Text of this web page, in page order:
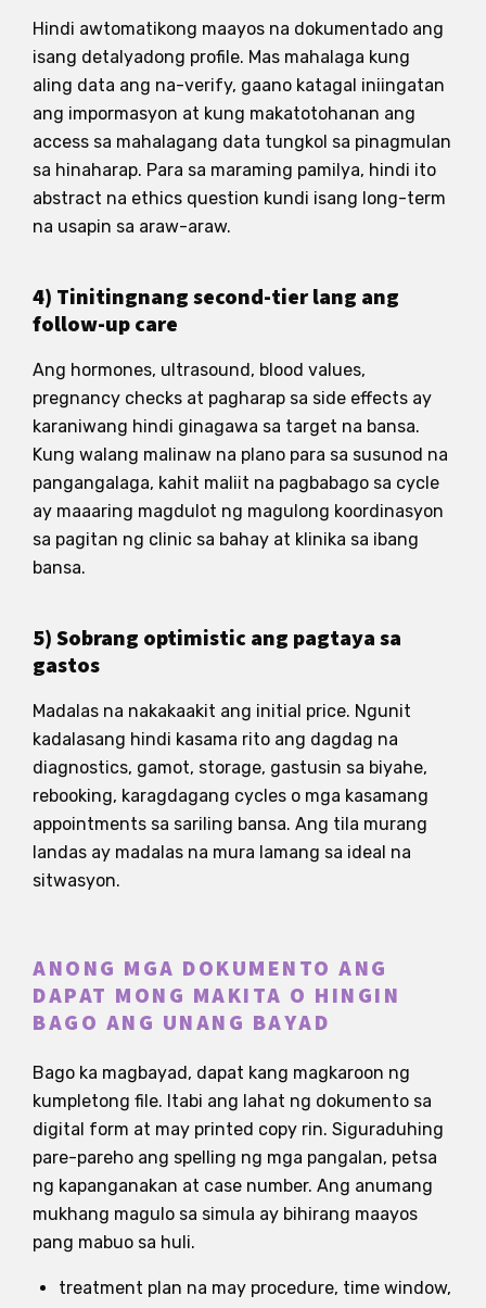
Hindi awtomatikong maayos na dokumentado ang
isang detalyadong profile. Mas mahalaga kung
aling data ang na-verify, gaano katagal iniingatan
ang impormasyon at kung makatotohanan ang
access sa mahalagang data tungkol sa pinagmulan
sa hinaharap. Para sa maraming pamilya, hindi ito
abstract na ethics question kundi isang long-term
na usapin sa araw-araw.
4) Tinitingnang second-tier lang ang
follow-up care
Ang hormones, ultrasound, blood values,
pregnancy checks at pagharap sa side effects ay
karaniwang hindi ginagawa sa target na bansa.
Kung walang malinaw na plano para sa susunod na
pangangalaga, kahit maliit na pagbabago sa cycle
ay maaaring magdulot ng magulong koordinasyon
sa pagitan ng clinic sa bahay at klinika sa ibang
bansa.
5) Sobrang optimistic ang pagtaya sa
gastos
Madalas na nakakaakit ang initial price. Ngunit
kadalasang hindi kasama rito ang dagdag na
diagnostics, gamot, storage, gastusin sa biyahe,
rebooking, karagdagang cycles o mga kasamang
appointments sa sariling bansa. Ang tila murang
landas ay madalas na mura lamang sa ideal na
sitwasyon.
ANONG MGA DOKUMENTO ANG
DAPAT MONG MAKITA O HINGIN
BAGO ANG UNANG BAYAD
Bago ka magbayad, dapat kang magkaroon ng
kumpletong file. Itabi ang lahat ng dokumento sa
digital form at may printed copy rin. Siguraduhing
pare-pareho ang spelling ng mga pangalan, petsa
ng kapanganakan at case number. Ang anumang
mukhang magulo sa simula ay bihirang maayos
pang mabuo sa huli.
treatment plan na may procedure, time window,